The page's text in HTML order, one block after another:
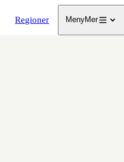
Regioner MenyMer